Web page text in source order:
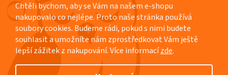
Chtěli bychom, aby se Vám na našem e-shopu
nakupovalo co nejlépe. Proto naše stránka používá
soubory cookies. Budeme rádi, pokud s nimi budete
souhlasit a umožníte nám zprostředkovat Vám ještě
lepší zážitek z nakupování.Více informacízde.